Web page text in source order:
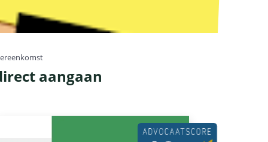
aangaan